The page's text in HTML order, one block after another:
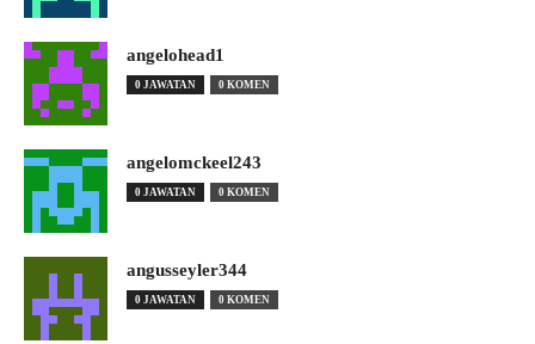
angelohead1
0 JAWATAN 0 KOMEN
angelomckeel243
0 JAWATAN 0 KOMEN
angusseyler344
0 JAWATAN 0 KOMEN